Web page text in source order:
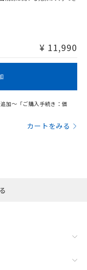
あります。
¥ 11,990
加～「ご購入手続き：価
カートをみる